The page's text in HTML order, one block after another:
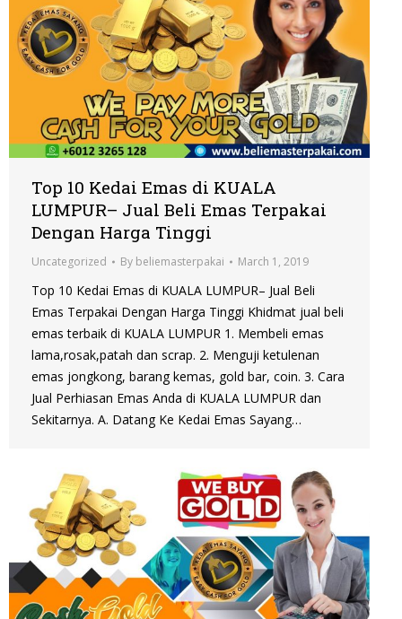
Top 10 Kedai Emas di KUALA
LUMPUR– Jual Beli Emas Terpakai
Dengan Harga Tinggi
Uncategorized By beliemasterpakai March 1, 2019
Top 10 Kedai Emas di KUALA LUMPUR– Jual Beli
Emas Terpakai Dengan Harga Tinggi Khidmat jual beli
emas terbaik di KUALA LUMPUR 1. Membeli emas
lama,rosak,patah dan scrap. 2. Menguji ketulenan
emas jongkong, barang kemas, gold bar, coin. 3. Cara
Jual Perhiasan Emas Anda di KUALA LUMPUR dan
Sekitarnya. A. Datang Ke Kedai Emas Sayang…